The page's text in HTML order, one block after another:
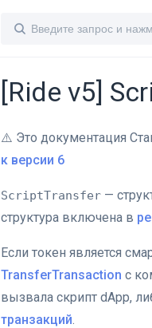
[Ride v5]
⚠️ Это документация
к версии 6
ScriptTransfer —
структура включена в
Если токен является
TransferTransaction с
вызвала скрипт dApp,
транзакций.